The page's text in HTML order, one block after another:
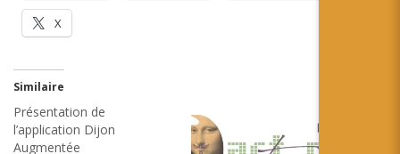
X
Similaire
Présentation de
l’application Dijon
Augmentée